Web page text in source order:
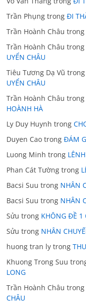
Trần Phụng trongĐI
Trần Hoành Châu trong
Trần Hoành Châu
UYỂN CHÂU
Tiêu Tương Dạ Vũ
UYỂN CHÂU
Trần Hoành Châu
HOÀNH HÀ
Ly Duy Huynh trong
Duyen Cao trongĐÁM
Luong Minh trong
Phan Cát Tường trong
Bacsi Suu trong NHÂN
Bacsi Suu trong NHÂN
Sửu trong KHÔNG ĐỀ 1
Sửu trong NHÂN
huong tran ly trong
Khuong Trong Suu
LONG
Trần Hoành Châu trong
CHÂU